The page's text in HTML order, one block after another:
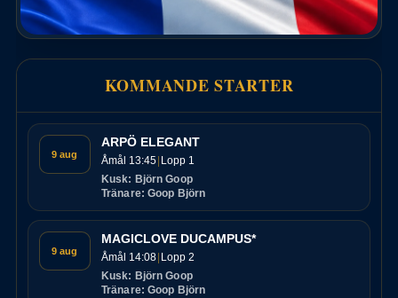
KOMMANDE STARTER
9 aug
ARPÖ ELEGANT
Åmål 13:45 Lopp 1
Kusk: Björn Goop
Tränare: Goop Björn
9 aug
MAGICLOVE DUCAMPUS*
Åmål 14:08 Lopp 2
Kusk: Björn Goop
Tränare: Goop Björn